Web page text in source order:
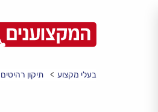
בעלי מקצוע תיקון רהיטים